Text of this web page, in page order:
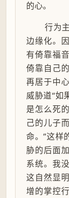
的心。
行为
边缘化。
有倚靠福
倚靠自己
再居于中
威胁道“如
是怎么死
己的儿子
命。”这样
胁的后面
系统。我
这自然显
增的掌控